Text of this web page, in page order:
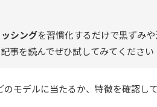
シングを習慣化するだけで黒ずみ
事を読んでぜひ試してみてください
モデルに当たるか、特徴を確認して